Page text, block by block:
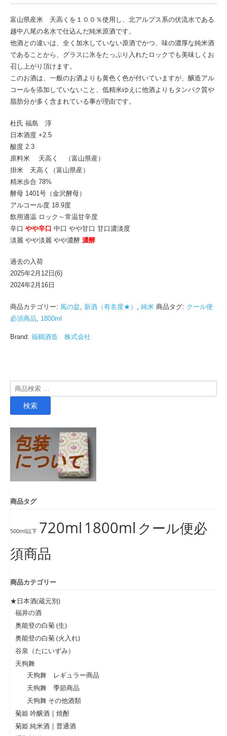
富山県産米 天高くを１００％使用し、北アルプス系の伏流水である
越中八尾の名水で仕込んだ純米原酒です。
他酒との違いは、全く加水していない原酒でかつ、味の濃厚な純米酒
であることから、グラスに氷をたっぷり入れたロックでも美味しくお
召し上がり頂けます。
このお酒は、一般のお酒よりも黄色く色が付いていますが、醸造アル
コールを添加していないこと、低精米ゆえに他酒よりもタンパク質や
脂肪分が多く含まれている事が理由です。
杜氏 福島 淳
日本酒度 +2.5
酸度 2.3
原料米 天高く （富山県産）
掛米 天高く（富山県産）
精米歩合 78%
酵母 1401号（金沢酵母）
アルコール度 18.9度
飲用適温 ロック～常温甘辛度
辛口 やや辛口 中口 やや甘口 甘口濃淡度
淡麗 やや淡麗 やや濃酵 濃酵
過去の入荷
2025年2月12日(6)
2024年2月16日
商品カテゴリー: 風の盆 新酒（有名度★） 純米 商品タグ: クール便
必須商品
1800ml
Brand: 福鶴酒造 株式会社
検
索
検索
商品タグ
500ml以下 720ml 1800ml クール便必
須商品
商品カテゴリー
★日本酒(蔵元別)
福井の酒
奥能登の白菊 (生)
奥能登の白菊 (火入れ)
谷泉（たにいずみ）
天狗舞
天狗舞 レギュラー商品
天狗舞 季節商品
天狗舞 その他酒類
菊姫 吟醸酒 | 焼酎
菊姫 純米酒 | 普通酒